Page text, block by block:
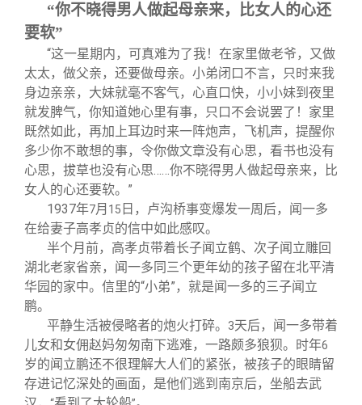
“你不晓得男人做起母亲来，比女人的心还
要软”
“这一星期内，可真难为了我！在家里做老爷，又做
太太，做父亲，还要做母亲。小弟闭口不言，只时来我
身边亲亲，大妹就毫不客气，心直口快，小小妹到夜里
就发脾气，你知道她心里有事，只口不会说罢了！家里
既然如此，再加上耳边时来一阵炮声，飞机声，提醒你
多少你不敢想的事，令你做文章没有心思，看书也没有
心思，拔草也没有心思……你不晓得男人做起母亲来，比
女人的心还要软。”
1937年7月 15 日，卢沟桥事变爆发一周后，闻一多
在给妻子高孝贞的信中如此感叹。
半个月前，高孝贞带着长子闻立鹤、次子闻立雕回
湖北老家省亲，闻一多同三个更年幼的孩子留在北平清
华园的家中。信里的“小弟”，就是闻一多的三子闻立
鹏。
平静生活被侵略者的炮火打碎。
3天后，闻一多带着
儿女和女佣赵妈匆匆南下逃难，一路颇多狼狈。时年6
岁的闻立鹏还不很理解大人们的紧张，被孩子的眼睛留
存进记忆深处的画面，是他们逃到南京后，坐船去武